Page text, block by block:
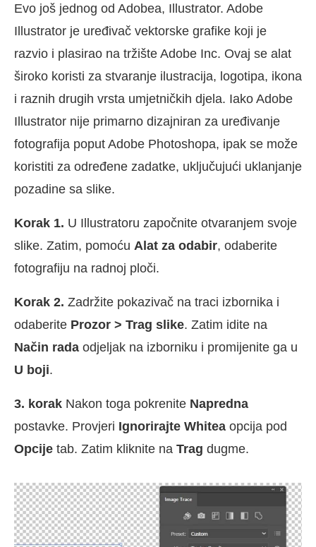
Evo još jednog od Adobea, Illustrator. Adobe
Illustrator je uređivač vektorske grafike koji je
razvio i plasirao na tržište Adobe Inc. Ovaj se alat
široko koristi za stvaranje ilustracija, logotipa, ikona
i raznih drugih vrsta umjetničkih djela. Iako Adobe
Illustrator nije primarno dizajniran za uređivanje
fotografija poput Adobe Photoshopa, ipak se može
koristiti za određene zadatke, uključujući uklanjanje
pozadine sa slike.
Korak 1. U Illustratoru započnite otvaranjem svoje
slike. Zatim, pomoću Alat za odabir, odaberite
fotografiju na radnoj ploči.
Korak 2. Zadržite pokazivač na traci izbornika i
odaberite Prozor > Trag slike. Zatim idite na
Način rada odjeljak na izborniku i promijenite ga u
U boji.
3. korak Nakon toga pokrenite Napredna
postavke. Provjeri Ignorirajte Whitea opcija pod
Opcije tab. Zatim kliknite na Trag dugme.